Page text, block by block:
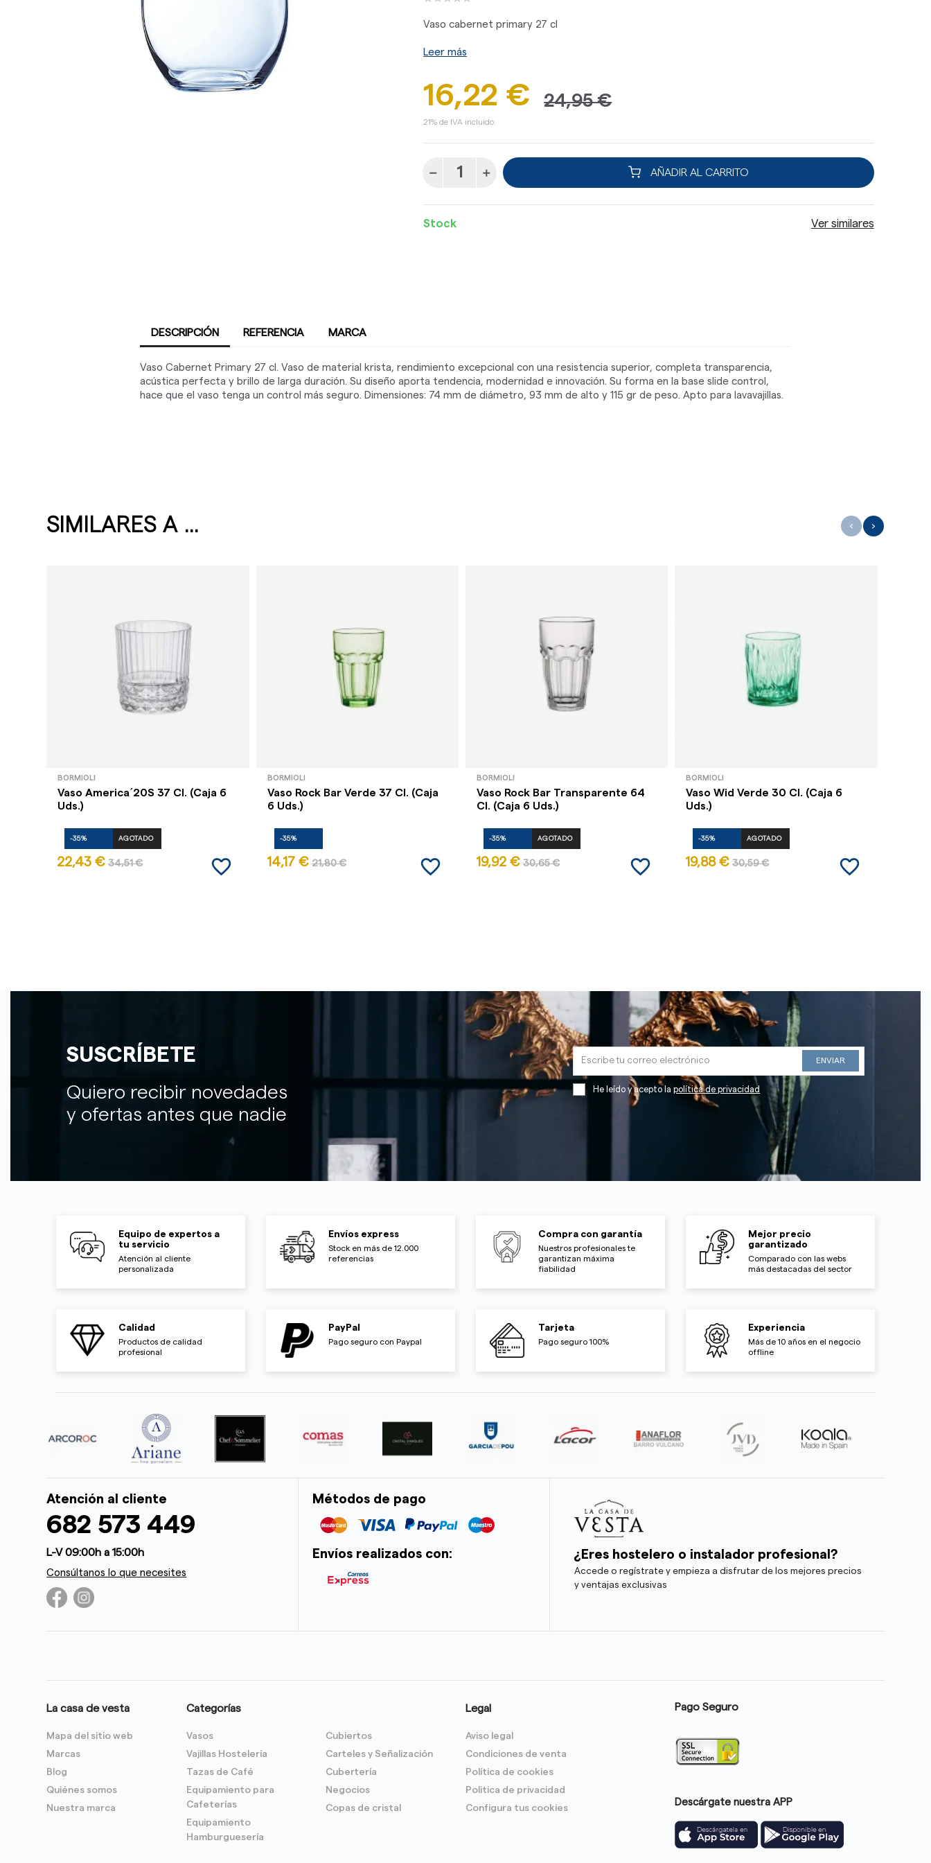
Vaso cabernet primary 27 cl
Leer más
16,22 € 24,95 €
21% de IVA incluido.
AÑADIR AL CARRITO
Stock Ver similares
DESCRIPCIÓN REFERENCIA MARCA
Vaso Cabernet Primary 27 cl. Vaso de material krista, rendimiento excepcional con una resistencia superior, completa transparencia,
acústica perfecta y brillo de larga duración. Su diseño aporta tendencia, modernidad e innovación. Su forma en la base slide control,
hace que el vaso tenga un control más seguro. Dimensiones: 74 mm de diámetro, 93 mm de alto y 115 gr de peso. Apto para lavavajillas.
SIMILARES A ...
BORMIOLI
Vaso America´20S 37 Cl. (Caja 6
Uds.)
-35% AGOTADO
22,43 € 34,51 € favorite_border
BORMIOLI
Vaso Rock Bar Verde 37 Cl. (Caja
6 Uds.)
-35%
14,17 € 21,80 € favorite_border
BORMIOLI
Vaso Rock Bar Transparente 64
Cl. (Caja 6 Uds.)
-35% AGOTADO
19,92 € 30,65 € favorite_border
BORMIOLI
Vaso Wid Verde 30 Cl. (Caja 6
Uds.)
-35% AGOTADO
19,88 € 30,59 € favorite_border
‹ ›
SUSCRÍBETE
Quiero recibir novedades
y ofertas antes que nadie
He leído y acepto lapolítica de privacidad
Equipo de expertos a
tu servicio
Atención al cliente
personalizada
Envíos express
Stock en más de 12.000
referencias
Compra con garantía
Nuestros profesionales te
garantizan máxima
fiabilidad
Mejor precio
garantizado
Comparado con las webs
más destacadas del sector
Calidad
Productos de calidad
profesional
PayPal
Pago seguro con Paypal
Tarjeta
Pago seguro 100%
Experiencia
Más de 10 años en el negocio
offline
Atención al cliente
682 573 449
L-V 09:00h a 15:00h
Consúltanos lo que necesites
Métodos de pago
Envíos realizados con: ¿Eres hostelero o instalador profesional?
Accede o regístrate y empieza a disfrutar de los mejores precios
y ventajas exclusivas
La casa de vesta
Mapa del sitio web
Marcas
Blog
Quiénes somos
Nuestra marca
Categorías
Vasos
Vajillas Hostelería
Tazas de Café
Equipamiento para
Cafeterías
Equipamiento
Hamburguesería
Cubiertos
Carteles y Señalización
Cubertería
Negocios
Copas de cristal
Legal
Aviso legal
Condiciones de venta
Política de cookies
Politica de privacidad
Configura tus cookies
Pago Seguro
Descárgate nuestra APP